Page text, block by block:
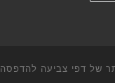
של דפי צביעה להדפסה